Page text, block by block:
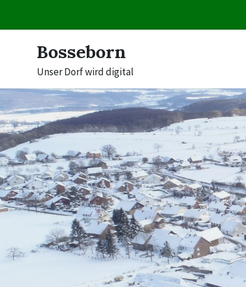
content
main
footer
Bosseborn
Unser Dorf wird digital